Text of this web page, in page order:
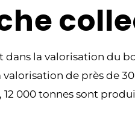
dans la valorisation
de près de
000 tonnes sont